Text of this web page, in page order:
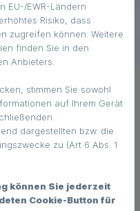
bei der
zu beachten?
sich mit einer
Denn die
im Rahmen der
in Deutschland
EU-/EWR-Ländern
Risiko, dass
zugreifen können. Weitere
finden Sie in den
Anbieters.
stimmen Sie sowohl
auf Ihrem Gerät
dargestellten bzw. die
zu (Art 6 Abs. 1
können Sie jederzeit
Cookie-Button für